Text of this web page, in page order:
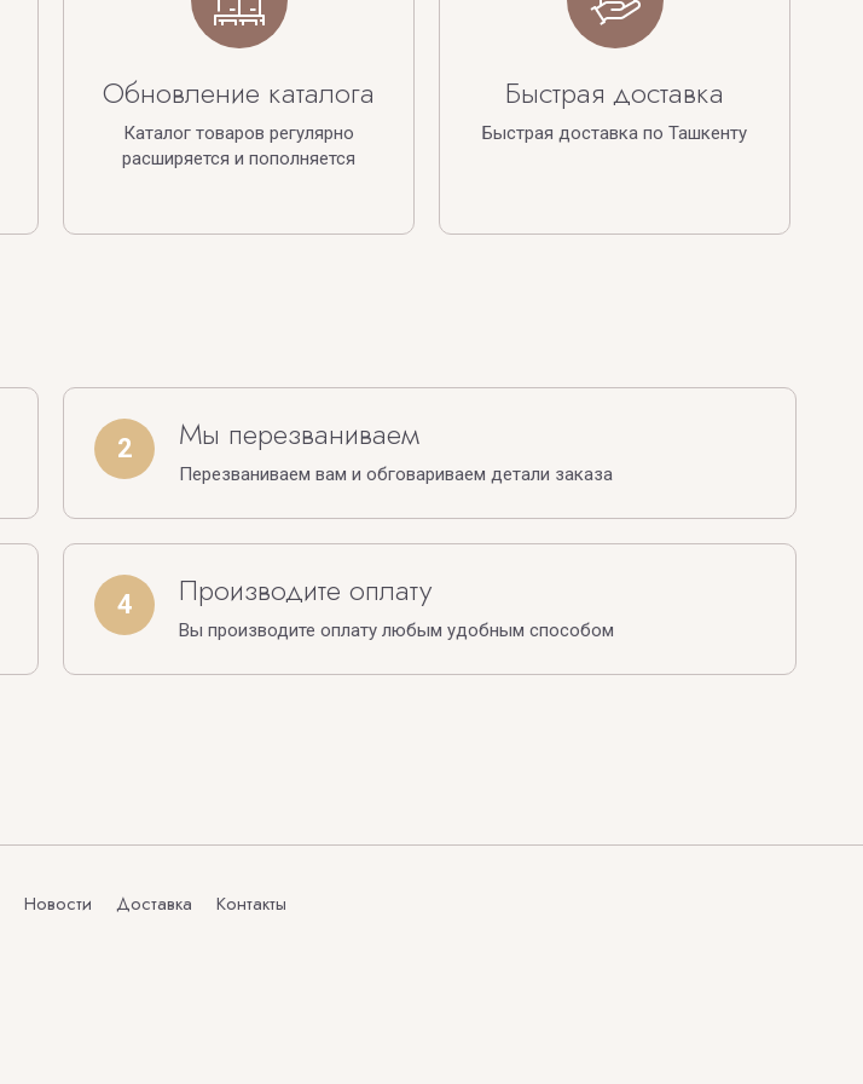
Обновление каталога
Каталог товаров регулярно
расширяется и пополняется
Быстрая доставка
Быстрая доставка по Ташкенту
2 Мы перезваниваем
Перезваниваем вам и обговариваем детали заказа
4 Производите оплату
Вы производите оплату любым удобным способом
Новости Доставка Контакты